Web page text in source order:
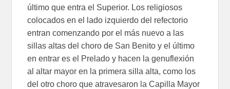
último que entra el Superior. Los religiosos
colocados en el lado izquierdo del refectorio
entran comenzando por el más nuevo a las
sillas altas del choro de San Benito y el último
en entrar es el Prelado y hacen la genuflexión
al altar mayor en la primera silla alta, como los
del otro choro que atravesaron la Capilla Mayor